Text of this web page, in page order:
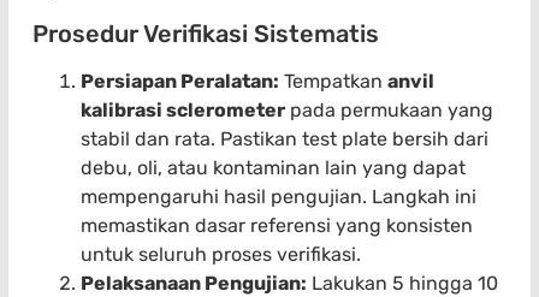
Prosedur Verifikasi Sistematis
Persiapan Peralatan: Tempatkan anvil
kalibrasi sclerometer pada permukaan yang
stabil dan rata. Pastikan test plate bersih dari
debu, oli, atau kontaminan lain yang dapat
mempengaruhi hasil pengujian. Langkah ini
memastikan dasar referensi yang konsisten
untuk seluruh proses verifikasi.
Pelaksanaan Pengujian: Lakukan 5 hingga 10